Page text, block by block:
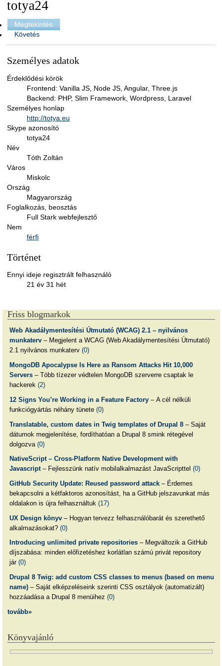
totya24
Megtekintés
Követés
Személyes adatok
Érdeklődési körök
Frontend: Vanilla JS, Node JS, Angular, Three.js
Backend: PHP, Slim Framework, Wordpress, Laravel
Személyes honlap
http://totya.eu
Skype azonosító
totya24
Név
Tóth Zoltán
Város
Miskolc
Ország
Magyarország
Foglalkozás, beosztás
Full Stark webfejlesztő
Nem
férfi
Történet
Ennyi ideje regisztrált felhasználó
21 év 31 hét
Friss blogmarkok
Web Akadálymentesítési Útmutató (WCAG) 2.1 – nyilvános
munkaterv– Megjelent a WCAG (Web Akadálymentesítési Útmutató)
2.1 nyilvános munkaterv (0)
MongoDB Apocalypse Is Here as Ransom Attacks Hit 10,000
Servers– Több tízezer védtelen MongoDB szerverre csaptak le
hackerek (2)
12 Signs You’re Working in a Feature Factory– A cél nélküli
funkciógyártás néhány tünete (0)
Translatable, custom dates in Twig templates of Drupal 8– Saját
dátumok megjelenítése, fordíthatóan a Drupal 8 smink rétegével
dolgozva (0)
NativeScript – Cross-Platform Native Development with
Javascript– Fejlesszünk natív mobilalkalmazást JavaScripttel (0)
GitHub Security Update: Reused password attack– Érdemes
bekapcsolni a kétfaktoros azonosítást, ha a GitHub jelszavunkat más
oldalakon is újra felhasználtuk (17)
UX Design könyv– Hogyan tervezz felhasználóbarát és szerethető
alkalmazásokat? (0)
Introducing unlimited private repositories– Megváltozik a GitHub
díjszabása: minden előfizetéshez korlátlan számú privát repository
jár (0)
Drupal 8 Twig: add custom CSS classes to menus (based on menu
name)– Saját elképzeléseink szerinti CSS osztályok (automatizált)
hozzáadása a Drupal 8 menüihez (0)
tovább»
Könyvajánló